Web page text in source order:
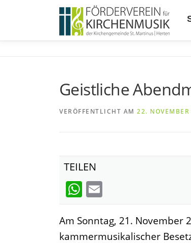
Geistliche
VERÖFFENTLICHT AM 22.
TEILEN
WhatsApp
Am Sonntag, 21. November
kammermusikalischer